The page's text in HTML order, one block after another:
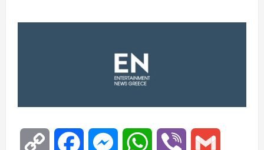
Copy Facebook MessengerWhatsAppViber